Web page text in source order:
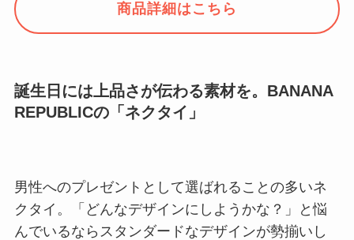
商品詳細はこちら
誕生日には上品さが伝わる素材を。BANANA
REPUBLICの「ネクタイ」
男性へのプレゼントとして選ばれることの多いネ
クタイ。「どんなデザインにしようかな？」と悩
んでいるならスタンダードなデザインが勢揃いし